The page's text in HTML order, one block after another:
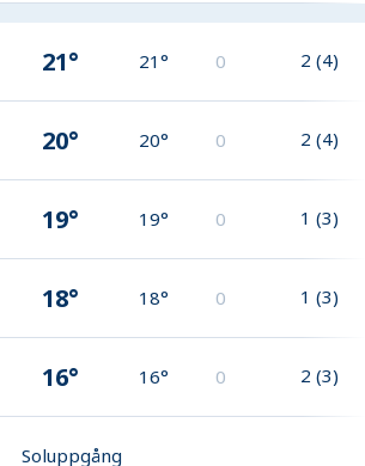
21° 21° 0 2 (4)
20° 20° 0 2 (4)
19° 19° 0 1 (3)
18° 18° 0 1 (3)
16° 16° 0 2 (3)
Soluppgång